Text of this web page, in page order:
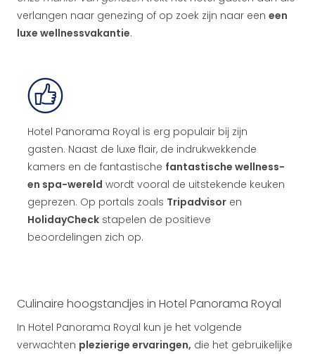
verlangen naar genezing of op zoek zijn naar een een
luxe wellnessvakantie.
Hotel Panorama Royal is erg populair bij zijn
gasten. Naast de luxe flair, de indrukwekkende
kamers en de fantastische fantastische wellness-
en spa-wereld wordt vooral de uitstekende keuken
geprezen. Op portals zoals Tripadvisor en
HolidayCheck stapelen de positieve
beoordelingen zich op.
Culinaire hoogstandjes in Hotel Panorama Royal
In Hotel Panorama Royal kun je het volgende
verwachten plezierige ervaringen, die het gebruikelijke